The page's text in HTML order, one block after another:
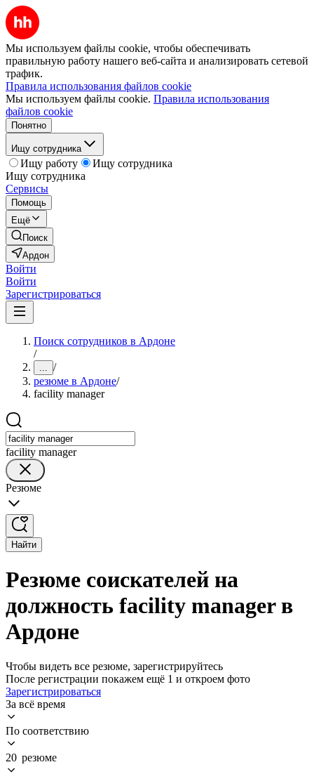
Мы используем файлы cookie, чтобы обеспечивать
правильную работу нашего веб-сайта и анализировать сетевой
трафик.
Правила использования файлов cookie
Мы используем файлы cookie. Правила использования
файлов cookie
Понятно
Ищу сотрудника
Ищу работу
Ищу сотрудника
Ищу сотрудника
Сервисы
Помощь
Ещё
Поиск
Ардон
Войти
Войти
Зарегистрироваться
Поиск сотрудников в Ардоне
/
... /
резюме в Ардоне/
facility manager
facility manager
Резюме
Найти
Резюме соискателей на
должность facility manager в
Ардоне
Чтобы видеть все резюме, зарегистрируйтесь
После регистрации покажем ещё 1 и откроем фото
Зарегистрироваться
За всё время
По соответствию
20 резюме